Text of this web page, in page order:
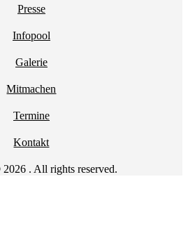
Presse
Infopool
Galerie
Mitmachen
Termine
Kontakt
. All rights reserved.